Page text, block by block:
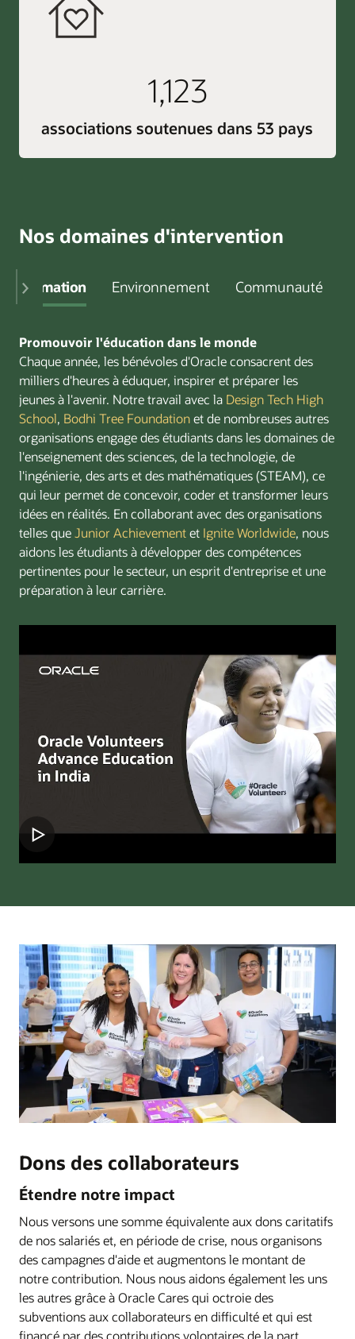
1,123
associations soutenues dans 53 pays
Nos domaines d'intervention
Formation Environnement Communauté
Promouvoir l'éducation dans le monde
Chaque année, les bénévoles d'Oracle consacrent des
milliers d'heures à éduquer, inspirer et préparer les
jeunes à l'avenir. Notre travail avec la Design Tech High
School, Bodhi Tree Foundationet de nombreuses autres
organisations engage des étudiants dans les domaines de
l'enseignement des sciences, de la technologie, de
l'ingénierie, des arts et des mathématiques (STEAM), ce
qui leur permet de concevoir, coder et transformer leurs
idées en réalités. En collaborant avec des organisations
telles queJunior Achievementet Ignite Worldwide, nous
aidons les étudiants à développer des compétences
pertinentes pour le secteur, un esprit d'entreprise et une
préparation à leur carrière.
Dons des collaborateurs
Étendre notre impact
Nous versons une somme équivalente aux dons caritatifs
de nos salariés et, en période de crise, nous organisons
des campagnes d'aide et augmentons le montant de
notre contribution. Nous nous aidons également les uns
les autres grâce à Oracle Cares qui octroie des
subventions aux collaborateurs en difficulté et qui est
financé par des contributions volontaires de la part